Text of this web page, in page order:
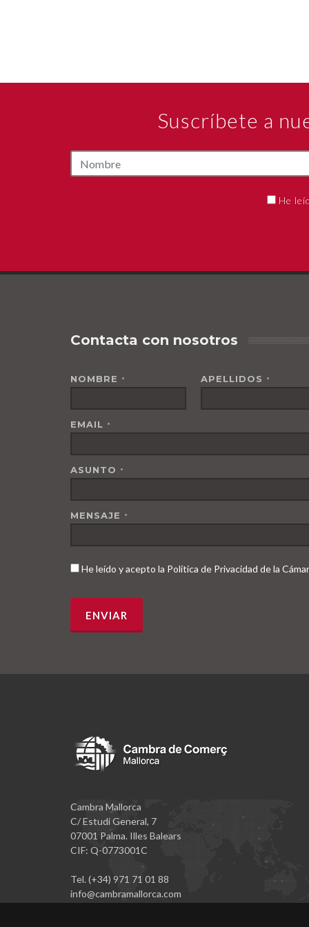
Suscríbete a
He
Contacta con nosotros
NOMBRE * APELLIDOS *
EMAIL *
ASUNTO *
MENSAJE *
He leído y acepto la Política de Privacidad de la
Cambra Mallorca
C/ Estudi General, 7
07001 Palma. Illes Balears
CIF: Q-0773001C
Tel. (+34) 971 71 01 88
info@cambramallorca.com